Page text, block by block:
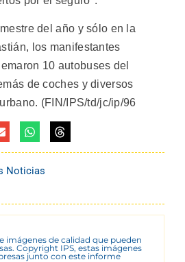
del año y sólo en la
los manifestantes
10 autobuses del
de coches y diversos
(FIN/IPS/td/jc/ip/96
Noticias
imágenes de calidad que pueden
Copyright IPS, estas imágenes
junto con este informe